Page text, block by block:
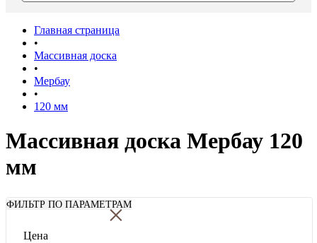
Главная страница
•
Массивная доска
•
Мербау
•
120 мм
Массивная доска Мербау 120
мм
ФИЛЬТР ПО ПАРАМЕТРАМ
×
Цена